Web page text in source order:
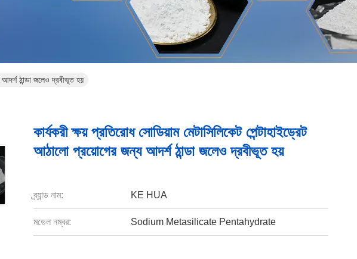
আদর্শ ঠান্ডা জলেও দ্রবীভূত হয়
কার্যকরী ক্ষয় প্রতিরোধ সোডিয়াম মেটাসিলিকেট পেন্টাহাইড্রেট
আঠালো প্রয়োগের জন্য আদর্শ ঠান্ডা জলেও দ্রবীভূত হয়
ব্র্যান্ড নাম: KE HUA
মডেল নম্বর: Sodium Metasilicate Pentahydrate